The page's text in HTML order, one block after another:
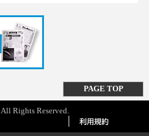
PAGE TOP
Rights Reserved.